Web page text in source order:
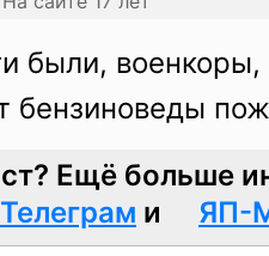
были, военкоры,
бензиноведы
Ещё больше
Телеграм и ЯП-